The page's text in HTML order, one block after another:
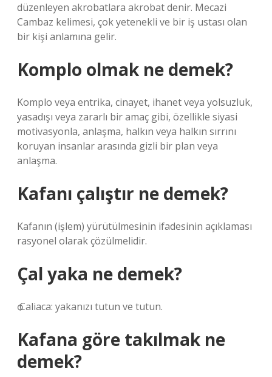
düzenleyen akrobatlara akrobat denir. Mecazi
Cambaz kelimesi, çok yetenekli ve bir iş ustası olan
bir kişi anlamına gelir.
Komplo olmak ne demek?
Komplo veya entrika, cinayet, ihanet veya yolsuzluk,
yasadışı veya zararlı bir amaç gibi, özellikle siyasi
motivasyonla, anlaşma, halkın veya halkın sırrını
koruyan insanlar arasında gizli bir plan veya
anlaşma.
Kafanı çalıştır ne demek?
Kafanın (işlem) yürütülmesinin ifadesinin açıklaması
rasyonel olarak çözülmelidir.
Çal yaka ne demek?
ѻ Caliaca: yakanızı tutun ve tutun.
Kafana göre takılmak ne
demek?